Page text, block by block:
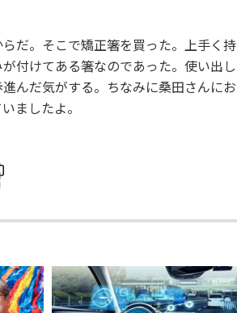
だ。そこで矯正箸を買った。上手く持
付けてある箸なのであった。使い出し
んだ気がする。ちなみに桑田さんにお
ましたよ。